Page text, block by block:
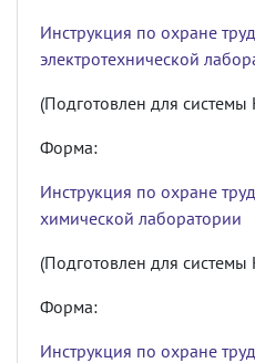
Инструкция по охране
электротехнической
(Подготовлен для системы
Форма:
Инструкция по охране
химической лаборатории
(Подготовлен для системы
Форма:
Инструкция по охране